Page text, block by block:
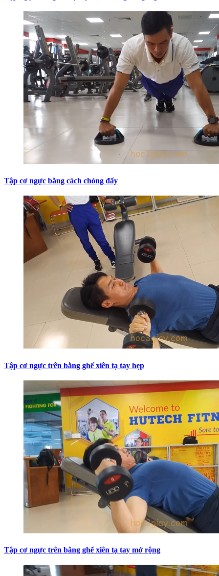
Tập cơ ngực bằng cách chóng đẩy
Tập cơ ngực trên bằng ghế xiên tạ tay hẹp
Tập cơ ngực trên bằng ghế xiên tạ tay mở rộng